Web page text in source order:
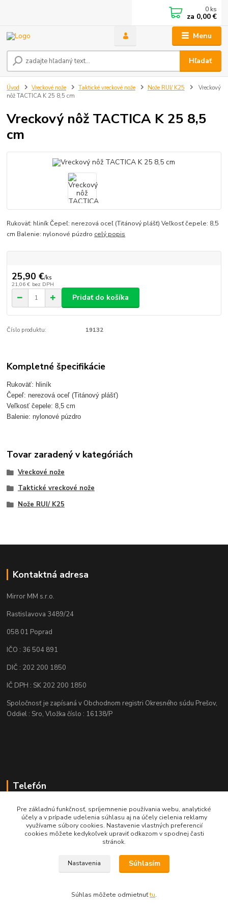
Menu
Hľadať
0 ks
za 0,00 €
Úvod Vreckové nože Taktické vreckové nože Nože RUI/ K25
Vreckový
nôž TACTICA K 25 8,5 cm
Vreckový nôž TACTICA K 25 8,5
cm
Rukoväť: hliník Čepeľ: nerezová oceľ (Titánový plášť) Veľkosť čepele: 8,5
cm Balenie: nylonové púzdro celý popis
25,90 €/ks
21,06 € bez DPH
Pridať do košíka
Číslo produktu: 19132
Kompletné špecifikácie
Rukoväť: hliník
Čepeľ: nerezová oceľ (Titánový plášť)
Veľkosť čepele: 8,5 cm
Balenie: nylonové púzdro
Tovar zaradený v kategóriách
Vreckové nože
Taktické vreckové nože
Nože RUI/ K25
Kontaktná adresa
Mirror MM s.r.o.
Rastislavova 3489/24
058 01 Poprad
IČO : 36 504 891
DIČ : 202 200 1850
IČ DPH : SK 202 200 1850
Spoločnosť je zapísaná v Obchodnom registri Okresného súdu Prešov,
Oddiel : Sro, Vložka číslo : 16138/P
Telefón
+421 905 622 625
obchod@nozeplus.sk
Pre základnú funkčnosť, spríjemnenie používania webu, analytické
účely a v prípade udelenia súhlasu aj na účely cielenia reklamy
využívame súbory cookies. Nastavenie vlastných preferencií
cookies môžete kedykoľvek upraviť odkazom v spodnej časti
stránok.
Nastavenia Súhlasím
Súhlas môžete odmietnuťtu.